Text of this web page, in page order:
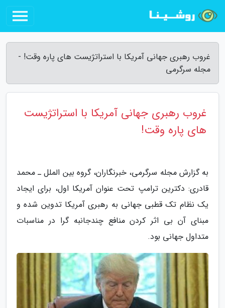
غروب رهبری جهانی آمریکا با استراتژیست های پاره وقت! -
مجله سرگرمی
غروب رهبری جهانی آمریکا با استراتژیست
های پاره وقت!
به گزارش مجله سرگرمی، خبرنگاران، گروه بین الملل ـ محمد
قادری: دکترین ترامپ تحت عنوان آمریکا اول، برای ایجاد
یک نظام تک قطبی جهانی به رهبری آمریکا تدوین شده و
مبنای آن بی اثر کردن منافع چندجانبه گرا در مناسبات
متداول جهانی بود.